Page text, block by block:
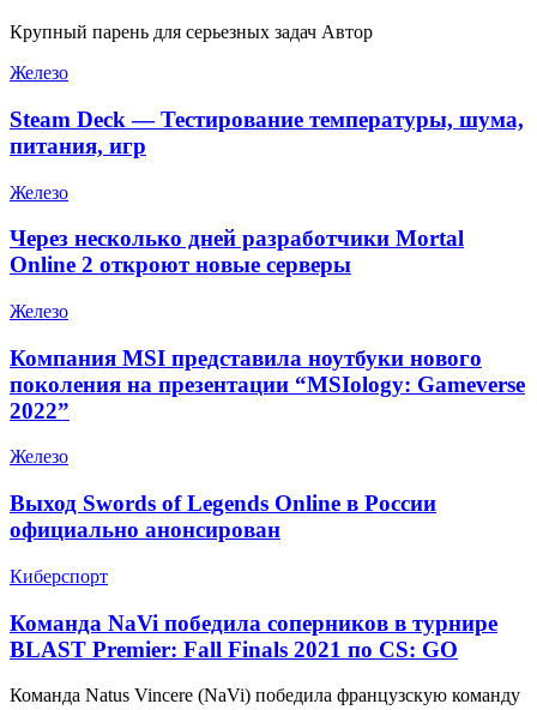
Крупный парень для серьезных задач Автор
Железо
Steam Deck — Тестирование температуры, шума,
питания, игр
Железо
Через несколько дней разработчики Mortal
Online 2 откроют новые серверы
Железо
Компания MSI представила ноутбуки нового
поколения на презентации “MSIology: Gameverse
2022”
Железо
Выход Swords of Legends Online в России
официально анонсирован
Киберспорт
Команда NaVi победила соперников в турнире
BLAST Premier: Fall Finals 2021 по CS: GO
Команда Natus Vincere (NaVi) победила французскую команду